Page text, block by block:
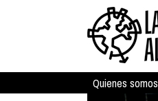
Quienes somos